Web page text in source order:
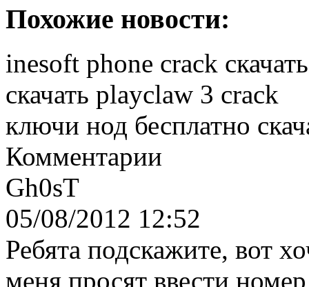
Похожие новости:
inesoft phone crack скачать
скачать playclaw 3 crack
ключи нод бесплатно
Комментарии
Gh0sT
05/08/2012 12:52
Ребята подскажите, вот
меня просят ввести